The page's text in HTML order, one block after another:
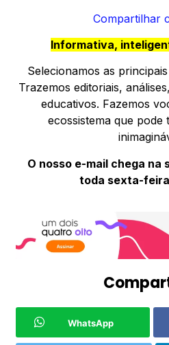
Compartilhar
Informativa,
Selecionamos as
Trazemos editoriais,
educativos. Fazemos
ecossistema que
O nosso e-mail chega na
toda sexta-
WhatsApp